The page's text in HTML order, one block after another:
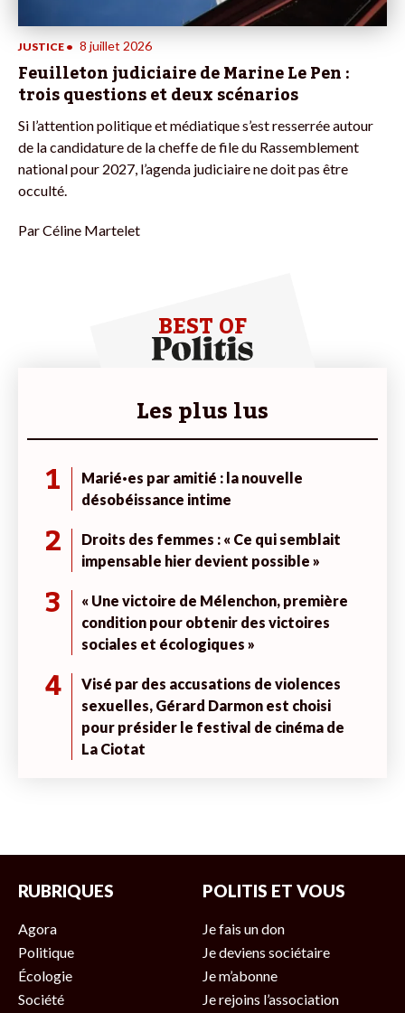
JUSTICE • 8 juillet 2026
Feuilleton judiciaire de Marine Le Pen :
trois questions et deux scénarios
Si l’attention politique et médiatique s’est resserrée autour
de la candidature de la cheffe de file du Rassemblement
national pour 2027, l’agenda judiciaire ne doit pas être
occulté.
ParCéline Martelet
BEST OF
Les plus lus
1
Marié·es par amitié : la nouvelle
désobéissance intime
2
Droits des femmes : « Ce qui semblait
impensable hier devient possible »
3
« Une victoire de Mélenchon, première
condition pour obtenir des victoires
sociales et écologiques »
4
Visé par des accusations de violences
sexuelles, Gérard Darmon est choisi
pour présider le festival de cinéma de
La Ciotat
RUBRIQUES
Agora
Politique
Écologie
Société
POLITIS ET VOUS
Je fais un don
Je deviens sociétaire
Je m’abonne
Je rejoins l’association